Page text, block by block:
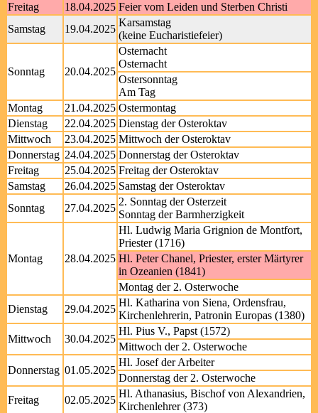
Freitag 18.04.2025 Feier vom Leiden und Sterben Christi
Samstag
19.04.2025
Karsamstag
(keine Eucharistiefeier)
Sonntag 20.04.2025
Osternacht
Osternacht
Ostersonntag
Am Tag
Montag
21.04.2025 Ostermontag
Dienstag
22.04.2025 Dienstag der Osteroktav
Mittwoch
23.04.2025 Mittwoch der Osteroktav
Donnerstag 24.04.2025 Donnerstag der Osteroktav
Freitag
25.04.2025 Freitag der Osteroktav
Samstag
26.04.2025 Samstag der Osteroktav
Sonntag
27.04.2025
2. Sonntag der Osterzeit
Sonntag der Barmherzigkeit
Montag 28.04.2025
Hl. Ludwig Maria Grignion de Montfort,
Priester (1716)
Hl. Peter Chanel, Priester, erster Märtyrer
in Ozeanien (1841)
Montag der 2. Osterwoche
Dienstag
29.04.2025
Hl. Katharina von Siena, Ordensfrau,
Kirchenlehrerin, Patronin Europas (1380)
Mittwoch
30.04.2025
Hl. Pius V., Papst (1572)
Mittwoch der 2. Osterwoche
Donnerstag 01.05.2025
Hl. Josef der Arbeiter
Donnerstag der 2. Osterwoche
Freitag
02.05.2025
Hl. Athanasius, Bischof von Alexandrien,
Kirchenlehrer (373)